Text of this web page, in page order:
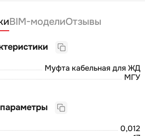
BIM-моделиОтзывы
Муфта кабельная для ЖД
МГУ
0,012